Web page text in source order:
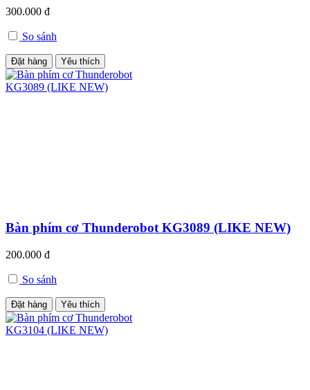
300.000 đ
So sánh
Đặt hàng Yêu thích
Bàn phím cơ Thunderobot KG3089 (LIKE NEW)
200.000 đ
So sánh
Đặt hàng Yêu thích